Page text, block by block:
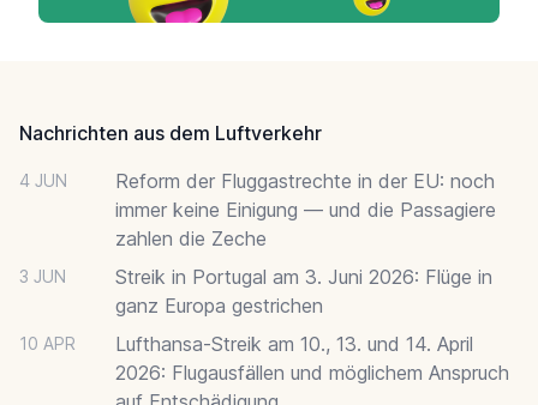
Nachrichten aus dem Luftverkehr
4 JUN
Reform der Fluggastrechte in der EU: noch
immer keine Einigung — und die Passagiere
zahlen die Zeche
3 JUN
Streik in Portugal am 3. Juni 2026: Flüge in
ganz Europa gestrichen
10 APR
Lufthansa-Streik am 10., 13. und 14. April
2026: Flugausfällen und möglichem Anspruch